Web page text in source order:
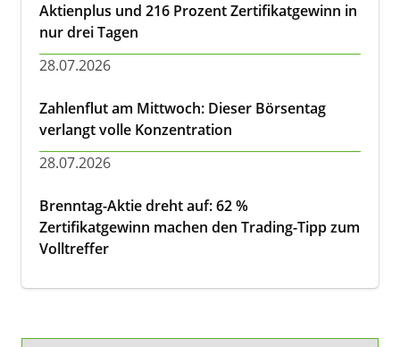
Aktienplus und 216 Prozent Zertifikatgewinn in
nur drei Tagen
28.07.2026
Zahlenflut am Mittwoch: Dieser Börsentag
verlangt volle Konzentration
28.07.2026
Brenntag-Aktie dreht auf: 62 %
Zertifikatgewinn machen den Trading-Tipp zum
Volltreffer